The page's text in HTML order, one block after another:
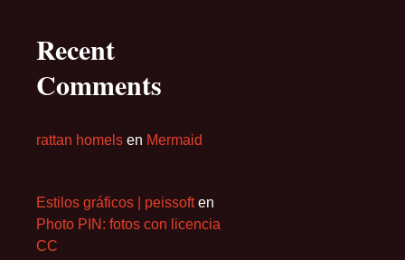
Recent
Comments
rattan homels en Mermaid
Estilos gráficos | peissoften
Photo PIN: fotos con licencia
CC